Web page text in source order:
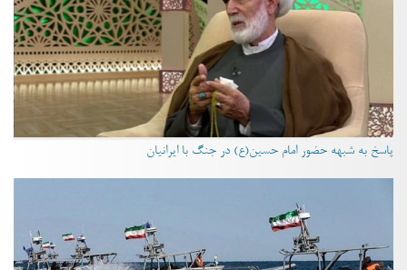
پاسخ به شبهه حضور امام حسین(ع) در جنگ با ایرانیان